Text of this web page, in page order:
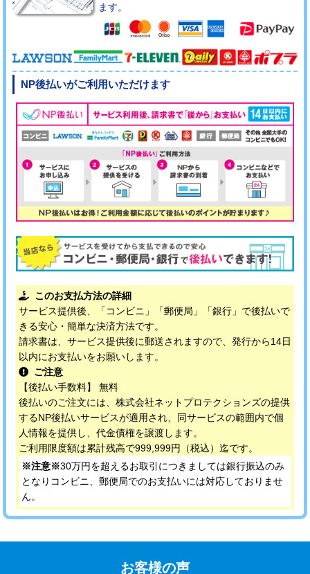
ます。
NP後払いがご利用いただけます
このお支払方法の詳細
サービス提供後、「コンビニ」「郵便局」「銀行」で後払いで
きる安心・簡単な決済方法です。
請求書は、サービス提供後に郵送されますので、発行から14日
以内にお支払いをお願いします。
ご注意
【後払い手数料】 無料
後払いのご注文には、株式会社ネットプロテクションズの提供
するNP後払いサービスが適用され、同サービスの範囲内で個
人情報を提供し、代金債権を譲渡します。
ご利用限度額は累計残高で999,999円（税込）迄です。
※注意※30万円を超えるお取引につきましては銀行振込のみ
となりコンビニ、郵便局でのお支払いには対応しておりませ
ん。
お客様の声